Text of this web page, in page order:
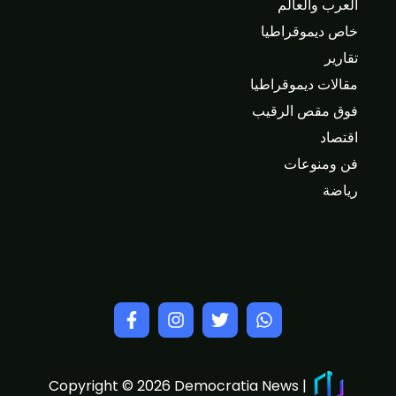
العرب والعالم
خاص ديموقراطيا
تقارير
مقالات ديموقراطيا
فوق مقص الرقيب
اقتصاد
فن ومنوعات
رياضة